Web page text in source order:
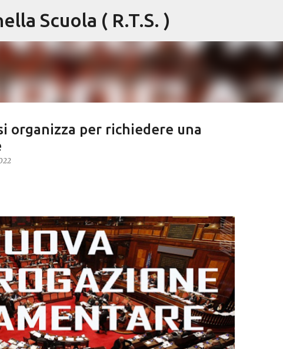
Passa ai contenuti principali
Scuola ( R.T.S. )
organizza per richiedere una